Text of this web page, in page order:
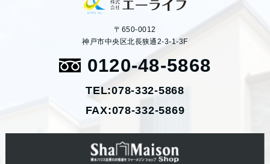
〒650-0012
神戸市中央区北長狭通2-3-1-3F
0120-48-5868
TEL:078-332-5868
FAX:078-332-5869